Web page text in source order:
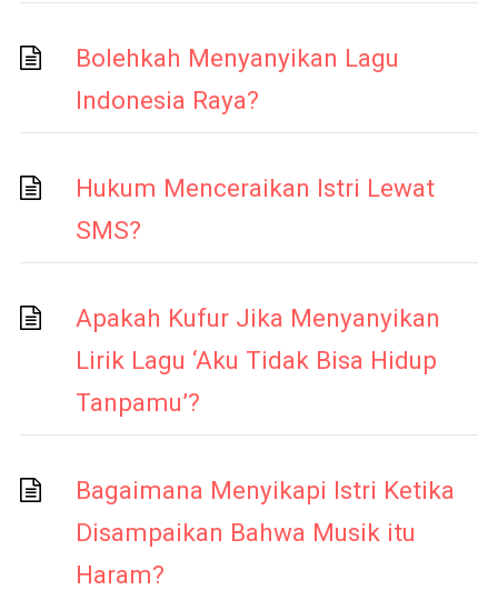
Bolehkah Menyanyikan Lagu
Indonesia Raya?
Hukum Menceraikan Istri Lewat
SMS?
Apakah Kufur Jika Menyanyikan
Lirik Lagu ‘Aku Tidak Bisa Hidup
Tanpamu’?
Bagaimana Menyikapi Istri Ketika
Disampaikan Bahwa Musik itu
Haram?